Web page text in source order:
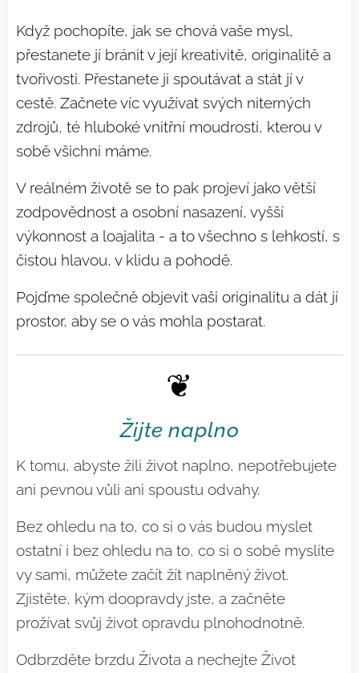
Když pochopíte, jak se chová vaše mysl,
přestanete jí bránit v její kreativitě, originalitě a
tvořivosti. Přestanete ji spoutávat a stát jí v
cestě. Začnete víc využívat svých niterných
zdrojů, té hluboké vnitřní moudrosti, kterou v
sobě všichni máme.
V reálném životě se to pak projeví jako větší
zodpovědnost a osobní nasazení, vyšší
výkonnost a loajalita - a to všechno s lehkostí, s
čistou hlavou, v klidu a pohodě.
Pojďme společně objevit vaši originalitu a dát jí
prostor, aby se o vás mohla postarat.
❦
Žijte naplno
K tomu, abyste žili život naplno, nepotřebujete
ani pevnou vůli ani spoustu odvahy.
Bez ohledu na to, co si o vás budou myslet
ostatní i bez ohledu na to, co si o sobě myslíte
vy sami, můžete začít žít naplněný život.
Zjistěte, kým doopravdy jste, a začněte
prožívat svůj život opravdu plnohodnotně.
Odbrzděte brzdu Života a nechejte Život